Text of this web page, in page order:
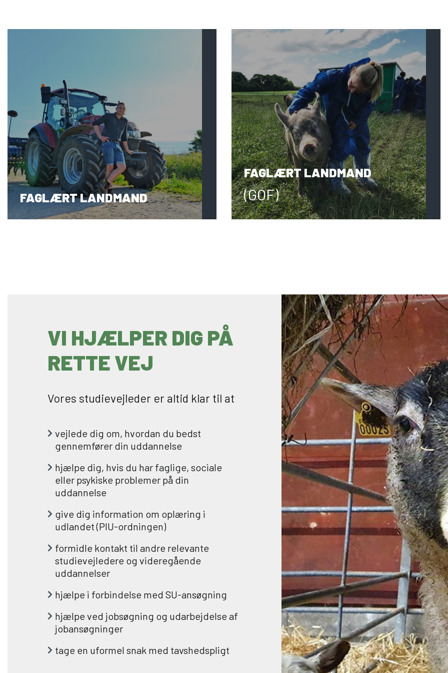
FAGLÆRT LANDMAND
FAGLÆRT LANDMAND
(GOF)
VI HJÆLPER DIG PÅ
RETTE VEJ
Vores studievejleder er altid klar til at
vejlede dig om, hvordan du bedst
gennemfører din uddannelse
hjælpe dig, hvis du har faglige, sociale
eller psykiske problemer på din
uddannelse
give dig information om oplæring i
udlandet (PIU-ordningen)
formidle kontakt til andre relevante
studievejledere og videregående
uddannelser
hjælpe i forbindelse med SU-ansøgning
hjælpe ved jobsøgning og udarbejdelse af
jobansøgninger
tage en uformel snak med tavshedspligt